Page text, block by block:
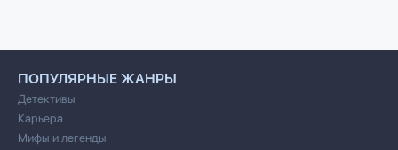
ПОПУЛЯРНЫЕ ЖАНРЫ
Детективы
Карьера
Мифы и легенды